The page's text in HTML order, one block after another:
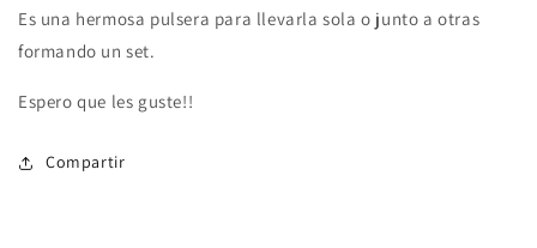
Es una hermosa pulsera para llevarla sola o junto a otras
formando un set.
Espero que les guste!!
Compartir